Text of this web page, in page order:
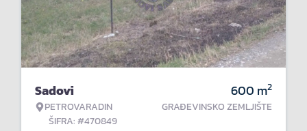
Sadovi
PETROVARADIN
ŠIFRA: #470849
600 m2
GRAĐEVINSKO ZEMLJIŠTE